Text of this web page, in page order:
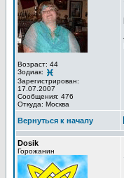
Возраст: 44
Зодиак:
Зарегистрирован:
17.07.2007
Сообщения: 476
Откуда: Москва
Вернуться к началу
Dosik
Горожанин